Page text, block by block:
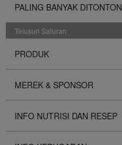
PALING BANYAK DITONTON
Telusuri Saluran
PRODUK
MEREK & SPONSOR
INFO NUTRISI DAN RESEP